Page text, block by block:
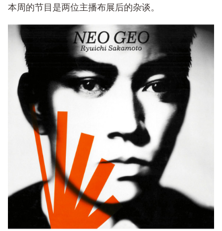
本周的节目是两位主播布展后的杂谈。